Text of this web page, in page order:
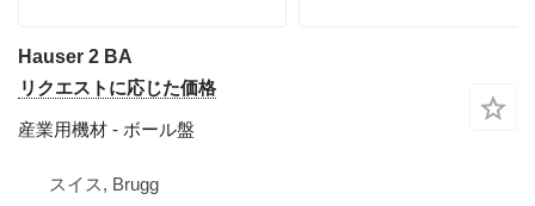
Hauser 2 BA
リクエストに応じた価格
産業用機材 - ボール盤
スイス, Brugg